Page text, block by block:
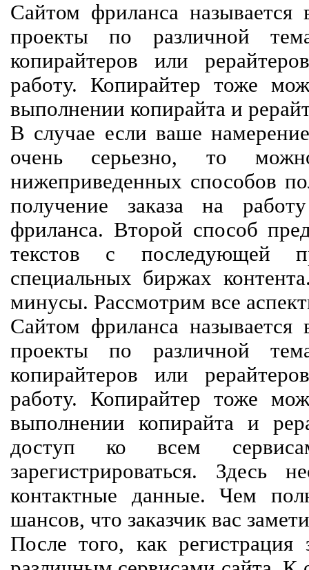
Сайтом фриланса называется
проекты по различной
копирайтеров или
работу. Копирайтер тоже
выполнении копирайта и
В случае если ваше
очень серьезно, то
нижеприведенных способов
получение заказа на
фриланса. Второй способ
текстов с последующей
специальных биржах
минусы. Рассмотрим все
Сайтом фриланса называется
проекты по различной
копирайтеров или
работу. Копирайтер тоже
выполнении копирайта и
доступ ко всем
зарегистрироваться. Здесь
контактные данные. Чем
шансов, что заказчик вас
После того, как регистрация